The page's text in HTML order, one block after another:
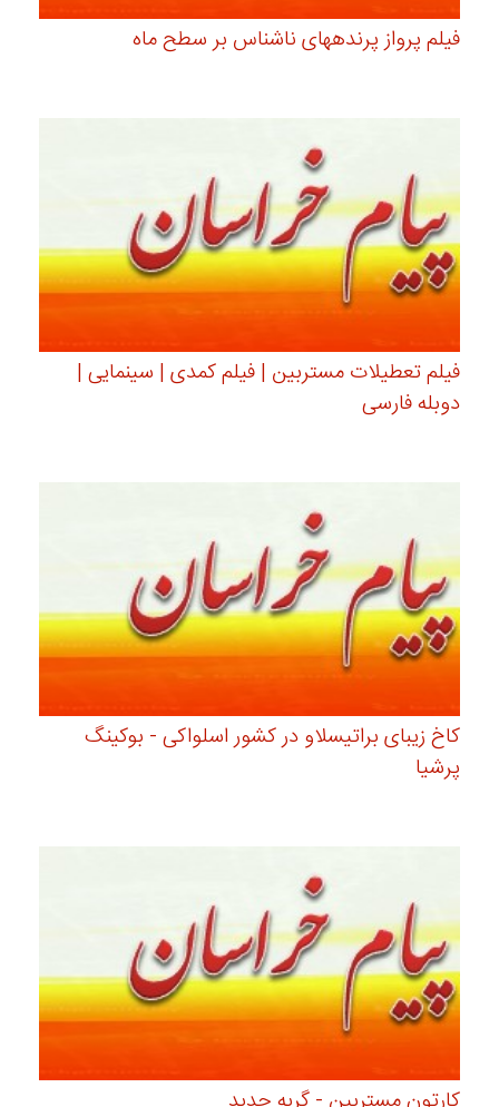
فیلم پرواز پرندههای ناشناس بر سطح ماه
فیلم تعطیلات مستربین | فیلم کمدی | سینمایی |
دوبله فارسی
کاخ زیبای براتیسلاو در کشور اسلواکی - بوکینگ
پرشیا